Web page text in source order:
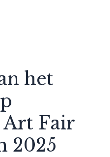
het
Fair
2025